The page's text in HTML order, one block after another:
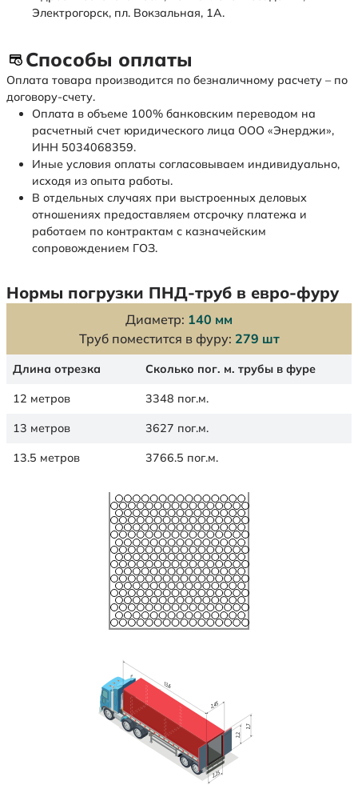
Электрогорск, пл. Вокзальная, 1А.
Способы оплаты
Оплата товара производится по безналичному расчету – по
договору-счету.
Оплата в объеме 100% банковским переводом на
расчетный счет юридического лица ООО «Энерджи»,
ИНН 5034068359.
Иные условия оплаты согласовываем индивидуально,
исходя из опыта работы.
В отдельных случаях при выстроенных деловых
отношениях предоставляем отсрочку платежа и
работаем по контрактам с казначейским
сопровождением ГОЗ.
Нормы погрузки ПНД-труб в евро-фуру
Диаметр: 140 мм
Труб поместится в фуру: 279 шт
Длина отрезка Сколько пог. м. трубы в фуре
12 метров 3348 пог.м.
13 метров 3627 пог.м.
13.5 метров 3766.5 пог.м.